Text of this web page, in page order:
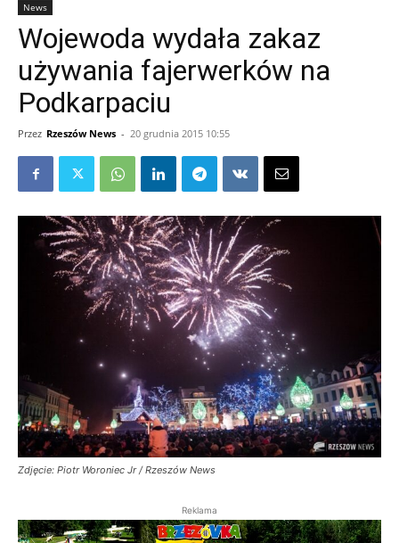
News
Wojewoda wydała zakaz
używania fajerwerków na
Podkarpaciu
Przez Rzeszów News - 20 grudnia 2015 10:55
Zdjęcie: Piotr Woroniec Jr / Rzeszów News
Reklama